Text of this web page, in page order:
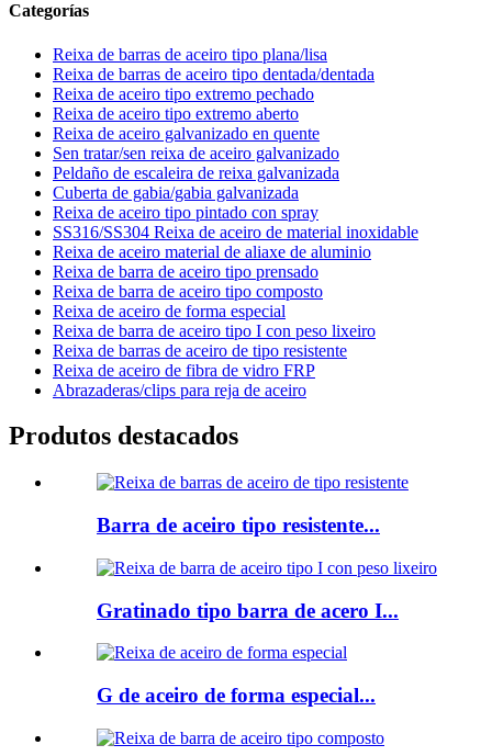
Categorías
Reixa de barras de aceiro tipo plana/lisa
Reixa de barras de aceiro tipo dentada/dentada
Reixa de aceiro tipo extremo pechado
Reixa de aceiro tipo extremo aberto
Reixa de aceiro galvanizado en quente
Sen tratar/sen reixa de aceiro galvanizado
Peldaño de escaleira de reixa galvanizada
Cuberta de gabia/gabia galvanizada
Reixa de aceiro tipo pintado con spray
SS316/SS304 Reixa de aceiro de material inoxidable
Reixa de aceiro material de aliaxe de aluminio
Reixa de barra de aceiro tipo prensado
Reixa de barra de aceiro tipo composto
Reixa de aceiro de forma especial
Reixa de barra de aceiro tipo I con peso lixeiro
Reixa de barras de aceiro de tipo resistente
Reixa de aceiro de fibra de vidro FRP
Abrazaderas/clips para reja de aceiro
Produtos destacados
Barra de aceiro tipo resistente...
Gratinado tipo barra de acero I...
G de aceiro de forma especial...